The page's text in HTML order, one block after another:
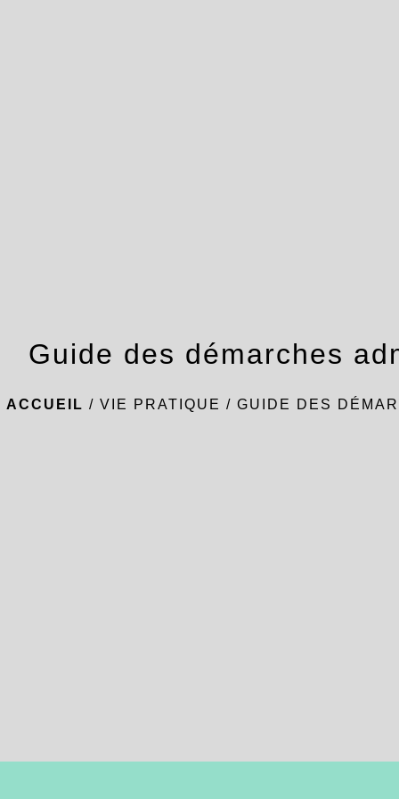
Guide des démarches
ACCUEIL / VIE PRATIQUE / GUIDE DES